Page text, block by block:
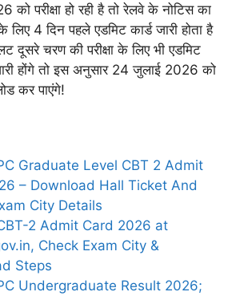
परीक्षा हो रही है तो रेलवे के नोटिस का
के लिए 4 दिन पहले एडमिट कार्ड जारी होता है
दूसरे चरण की परीक्षा के लिए भी एडमिट
होंगे तो इस अनुसार 24 जुलाई 2026 को
कर पाएंगे!
Graduate Level CBT 2 Admit
– Download Hall Ticket And
City Details
2 Admit Card 2026 at
Check Exam City &
Steps
Undergraduate Result 2026;